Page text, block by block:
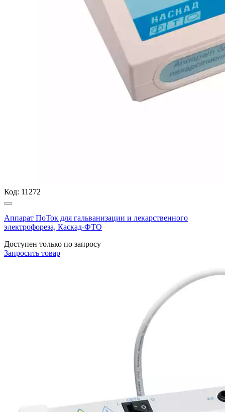
Код: 11272
Аппарат ПоТок для гальванизации и лекарственного
электрофореза, Каскад-ФТО
Доступен только по запросу
Запросить товар